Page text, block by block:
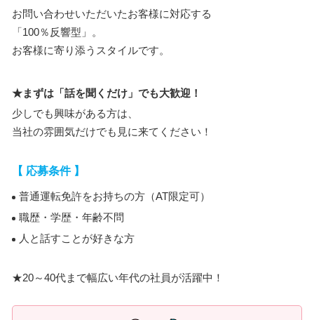
お問い合わせいただいたお客様に対応する
「100％反響型」。
お客様に寄り添うスタイルです。
★まずは「話を聞くだけ」でも大歓迎！
少しでも興味がある方は、
当社の雰囲気だけでも見に来てください！
【 応募条件 】
普通運転免許をお持ちの方（AT限定可）
職歴・学歴・年齢不問
人と話すことが好きな方
★20～40代まで幅広い年代の社員が活躍中！